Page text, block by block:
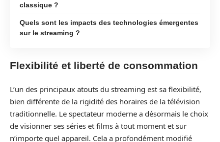
classique ?
Quels sont les impacts des technologies émergentes
sur le streaming ?
Flexibilité et liberté de consommation
L’un des principaux atouts du streaming est sa flexibilité,
bien différente de la rigidité des horaires de la télévision
traditionnelle. Le spectateur moderne a désormais le choix
de visionner ses séries et films à tout moment et sur
n’importe quel appareil. Cela a profondément modifié